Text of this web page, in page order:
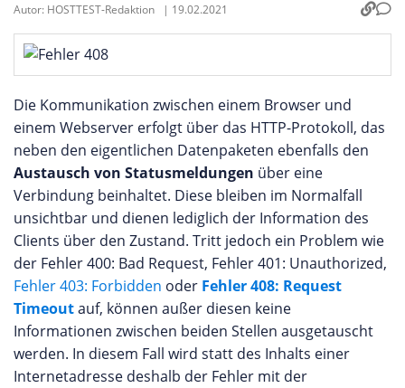
Autor: HOSTTEST-Redaktion | 19.02.2021
Die Kommunikation zwischen einem Browser und
einem Webserver erfolgt über das HTTP-Protokoll, das
neben den eigentlichen Datenpaketen ebenfalls den
Austausch von Statusmeldungen über eine
Verbindung beinhaltet. Diese bleiben im Normalfall
unsichtbar und dienen lediglich der Information des
Clients über den Zustand. Tritt jedoch ein Problem wie
der Fehler 400: Bad Request, Fehler 401: Unauthorized,
Fehler 403: Forbidden oder Fehler 408: Request
Timeoutauf, können außer diesen keine
Informationen zwischen beiden Stellen ausgetauscht
werden. In diesem Fall wird statt des Inhalts einer
Internetadresse deshalb der Fehler mit der